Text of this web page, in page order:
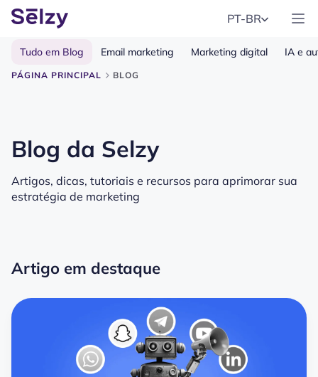
PT-BR
PÁGINA PRINCIPAL BLOG
Tudo em Blog Email marketing Marketing digital IA e
Blog da Selzy
Artigos, dicas, tutoriais e recursos para aprimorar sua
estratégia de marketing
Artigo em destaque